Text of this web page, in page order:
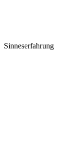
Sinneserfahrung